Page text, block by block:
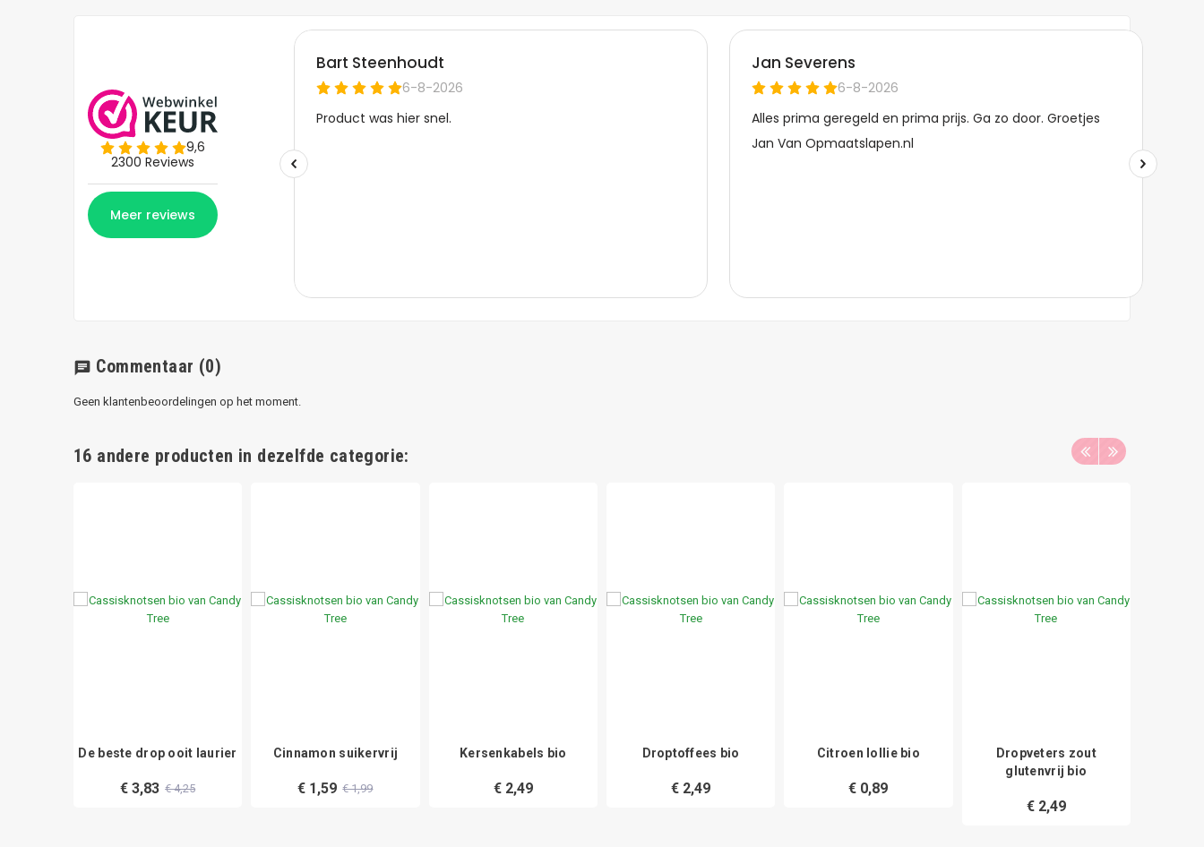
chat Commentaar (0)
Geen klantenbeoordelingen op het moment.
16 andere producten in dezelfde categorie:
De beste drop ooit laurier
€ 3,83 € 4,25
Cinnamon suikervrij
€ 1,59 € 1,99
Kersenkabels bio
€ 2,49
Droptoffees bio
€ 2,49
Citroen lollie bio
€ 0,89
Dropveters zout
glutenvrij bio
€ 2,49